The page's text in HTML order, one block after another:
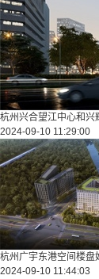
杭州兴合望江中心和兴
2024-09-10 11:29:00
杭州广宇东港空间楼盘
2024-09-10 11:44:03